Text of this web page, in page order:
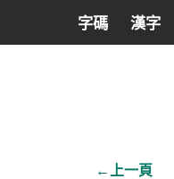
字碼 漢字
←上一頁